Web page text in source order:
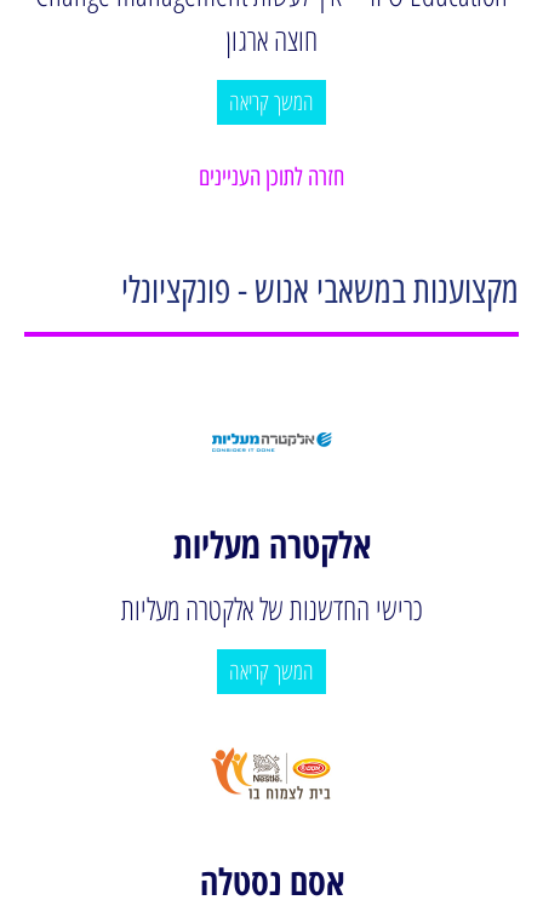
חוצה ארגון
המשך קריאה
חזרה לתוכן העניינים
מקצוענות במשאבי אנוש - פונקציונלי
אלקטרה מעליות
כרישי החדשנות של אלקטרה מעליות
המשך קריאה
אסם נסטלה